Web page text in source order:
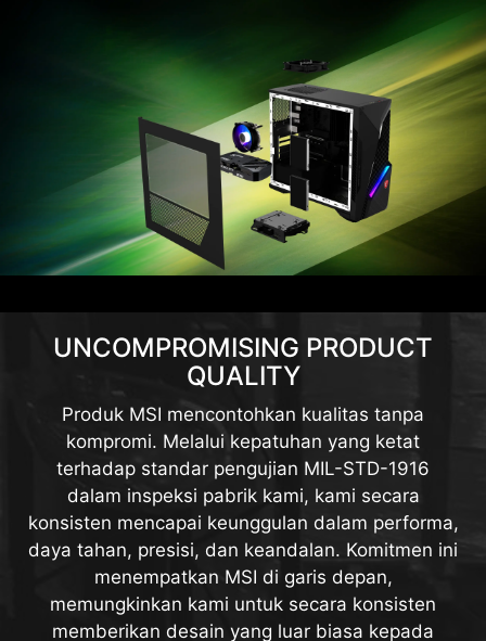
UNCOMPROMISING PRODUCT
QUALITY
Produk MSI mencontohkan kualitas tanpa
kompromi. Melalui kepatuhan yang ketat
terhadap standar pengujian MIL-STD-1916
dalam inspeksi pabrik kami, kami secara
konsisten mencapai keunggulan dalam performa,
daya tahan, presisi, dan keandalan. Komitmen ini
menempatkan MSI di garis depan,
memungkinkan kami untuk secara konsisten
memberikan desain yang luar biasa kepada